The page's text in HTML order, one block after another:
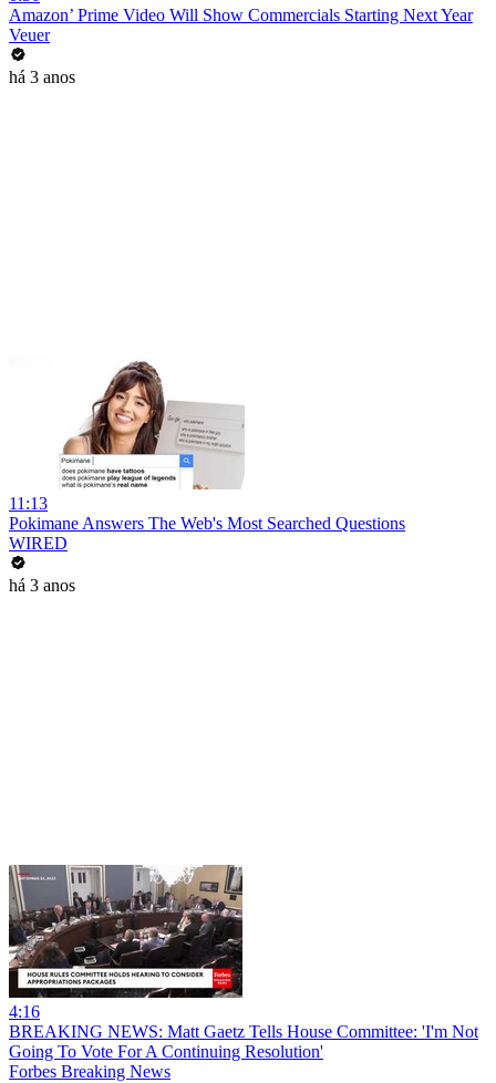
Amazon’ Prime Video Will Show Commercials Starting Next Year
Veuer
há 3 anos
11:13
Pokimane Answers The Web's Most Searched Questions
WIRED
há 3 anos
4:16
BREAKING NEWS: Matt Gaetz Tells House Committee: 'I'm Not
Going To Vote For A Continuing Resolution'
Forbes Breaking News